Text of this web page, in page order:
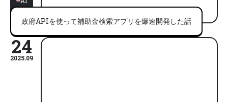
政府APIを使って補助金検索アプリを爆速開発した話
24
2025.09